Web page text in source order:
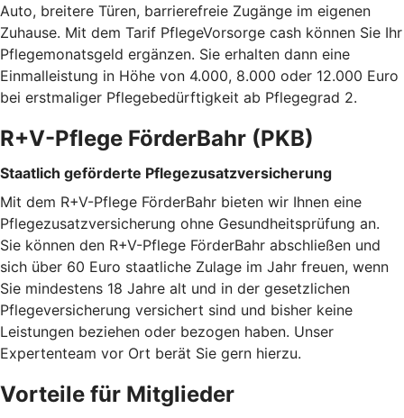
Auto, breitere Türen, barrierefreie Zugänge im eigenen
Zuhause. Mit dem Tarif PflegeVorsorge cash können Sie Ihr
Pflegemonatsgeld ergänzen. Sie erhalten dann eine
Einmalleistung in Höhe von 4.000, 8.000 oder 12.000 Euro
bei erstmaliger Pflegebedürftigkeit ab Pflegegrad 2.
R+V-Pflege FörderBahr (PKB)
Staatlich geförderte Pflegezusatzversicherung
Mit dem R+V-Pflege FörderBahr bieten wir Ihnen eine
Pflegezusatzversicherung ohne Gesundheitsprüfung an.
Sie können den R+V-Pflege FörderBahr abschließen und
sich über 60 Euro staatliche Zulage im Jahr freuen, wenn
Sie mindestens 18 Jahre alt und in der gesetzlichen
Pflegeversicherung versichert sind und bisher keine
Leistungen beziehen oder bezogen haben. Unser
Expertenteam vor Ort berät Sie gern hierzu.
Vorteile für Mitglieder